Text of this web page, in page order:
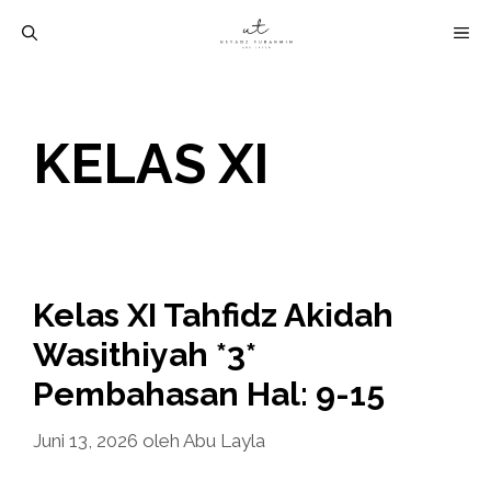
KELAS XI
Kelas XI Tahfidz Akidah
Wasithiyah *3*
Pembahasan Hal: 9-15
Juni 13, 2026 oleh Abu Layla